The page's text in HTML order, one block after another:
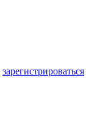
зарегистрироваться